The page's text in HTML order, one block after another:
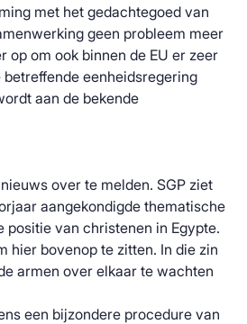
met het gedachtegoed van
geen probleem meer
op om ook binnen de EU er zeer
eenheidsregering
aan de bekende
over te melden. SGP ziet
aangekondigde thematische
positie van christenen in Egypte.
hier bovenop te zitten. In die zin
armen over elkaar te wachten
een bijzondere procedure van